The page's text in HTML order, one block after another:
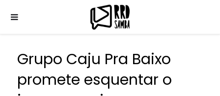
Grupo Caju Pra Baixo
promete esquentar o